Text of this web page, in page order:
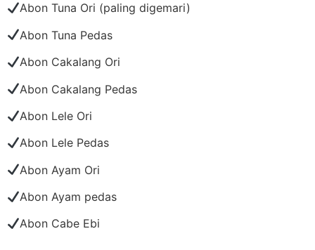
Abon Tuna Ori (paling digemari)
Abon Tuna Pedas
Abon Cakalang Ori
Abon Cakalang Pedas
Abon Lele Ori
Abon Lele Pedas
Abon Ayam Ori
Abon Ayam pedas
Abon Cabe Ebi